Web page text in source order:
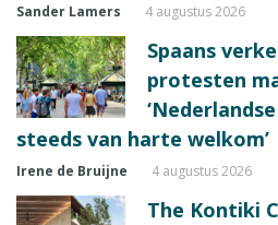
Sander Lamers 4 augustus 2026
Spaans
protesten
steeds van harte welkom’
Irene de Bruijne 4 augustus 2026
The Kontiki